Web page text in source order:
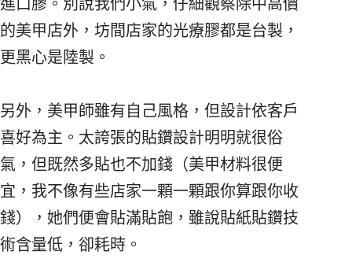
的美甲店外，坊間店家的光療膠都是台製，
更黑心是陸製。
另外，美甲師雖有自己風格，但設計依客戶
喜好為主。太誇張的貼鑽設計明明就很俗
氣，但既然多貼也不加錢（美甲材料很便
宜，我不像有些店家一顆一顆跟你算跟你收
錢），她們便會貼滿貼飽，雖說貼紙貼鑽技
術含量低，卻耗時。